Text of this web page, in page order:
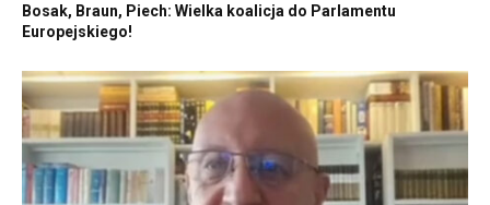
Bosak, Braun, Piech: Wielka koalicja do Parlamentu
Europejskiego!